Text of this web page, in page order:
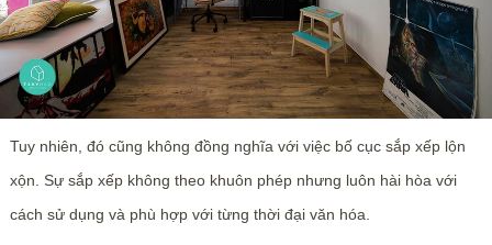
Tuy nhiên, đó cũng không đồng nghĩa với việc bố cục sắp xếp lộn
xộn. Sự sắp xếp không theo khuôn phép nhưng luôn hài hòa với
cách sử dụng và phù hợp với từng thời đại văn hóa.